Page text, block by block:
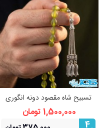
تسبیح شاه مقصود دونه انگوری
اصل زرد افغانی 33 تایی
1,500,000 تومان
4